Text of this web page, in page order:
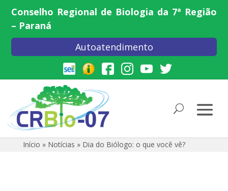
Conselho Regional de Biologia da 7ª Região
– Paraná
Autoatendimento
Início » Notícias » Dia do Biólogo: o que você vê?